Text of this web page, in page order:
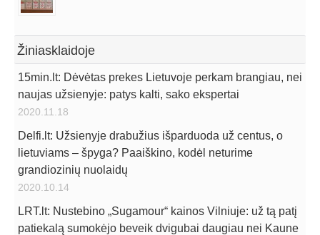
Žiniasklaidoje
15min.lt: Dėvėtas prekes Lietuvoje perkam brangiau, nei
naujas užsienyje: patys kalti, sako ekspertai
2020.11.18
Delfi.lt: Užsienyje drabužius išparduoda už centus, o
lietuviams – špyga? Paaiškino, kodėl neturime
grandiozinių nuolaidų
2020.10.14
LRT.lt: Nustebino „Sugamour“ kainos Vilniuje: už tą patį
patiekalą sumokėjo beveik dvigubai daugiau nei Kaune